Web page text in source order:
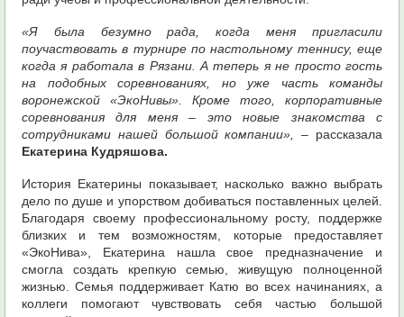
«Я была безумно рада, когда меня пригласили
поучаствовать в турнире по настольному теннису, еще
когда я работала в Рязани. А теперь я не просто гость
на подобных соревнованиях, но уже часть команды
воронежской «ЭкоНивы». Кроме того, корпоративные
соревнования для меня – это новые знакомства с
сотрудниками нашей большой компании»,
– рассказала
Екатерина Кудряшова.
История Екатерины показывает, насколько важно выбрать
дело по душе и упорством добиваться поставленных целей.
Благодаря своему профессиональному росту, поддержке
близких и тем возможностям, которые предоставляет
«ЭкоНива», Екатерина нашла свое предназначение и
смогла создать крепкую семью, живущую полноценной
жизнью. Семья поддерживает Катю во всех начинаниях, а
коллеги помогают чувствовать себя частью большой